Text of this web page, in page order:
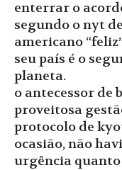
enterrar o
segundo o nyt
americano
seu país é o
planeta.
o antecessor de
proveitosa
protocolo de
ocasião, não
urgência